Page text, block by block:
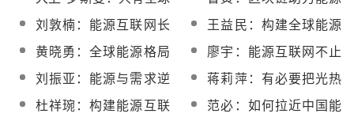
来巨大商机
能源互联网才能解决人
类能源问题
互联网加速落地
刘敦楠：能源互联网长
期发展中的八个关键问
题
王益民：构建全球能源
互联网意义重大
黄晓勇：全球能源格局
正在发生深刻的变化
廖宇：能源互联网不止
是能源+互联网
刘振亚：能源与需求逆
向分布决定中国必须选
择特高压
蒋莉萍：有必要把光热
发电列为国家战略选择
且需提上日程
杜祥琬：构建能源互联
范必：如何拉近中国能